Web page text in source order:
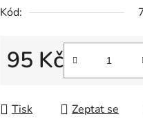
z
hvězdiček.
Kód:
95 Kč
Měrná cena:
Tisk Zeptat se